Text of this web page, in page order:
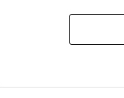
ДУШИ И